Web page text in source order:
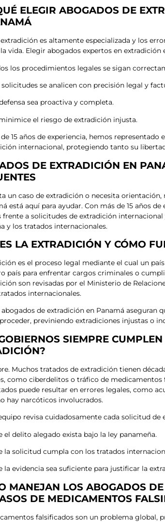
ELEGIR ABOGADOS DE
es altamente especializada y los
vida. Elegir abogados expertos en extradición
los procedimientos legales se sigan
solicitudes se analicen con precisión legal y
sea proactiva y completa.
el riesgo de extradición injusta.
15 años de experiencia, hemos
internacional, protegiendo tanto su
DE EXTRADICIÓN EN
un caso de extradición o necesita
está aquí para ayudar. Con más de 15 años
frente a solicitudes de extradición
y los tratados internacionales.
LA EXTRADICIÓN Y CÓMO
es el proceso legal mediante el cual un
país para enfrentar cargos criminales o
son revisadas por el Ministerio de
internacionales.
de extradición en Panamá aseguran
previniendo extradiciones injustas o
SIEMPRE
Muchos tratados de extradición tienen
como ciberdelitos o tráfico de
puede resultar en errores legales, como
hay narcóticos involucrados.
revisa cuidadosamente cada solicitud de
el delito alegado exista bajo la ley panameña.
la solicitud cumpla con los tratados
la evidencia sea suficiente para justificar la
MANEJAN LOS ABOGADOS
DE MEDICAMENTOS
falsificados son un problema global,